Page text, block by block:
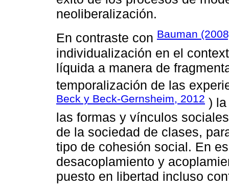
neoliberalización.
En contraste con Bauman
individualización en el
líquida a manera de
temporalización de las
Beck y Beck-Gernsheim, 2012 )
las formas y vínculos
de la sociedad de clases,
tipo de cohesión social. En
desacoplamiento y
puesto en libertad incluso